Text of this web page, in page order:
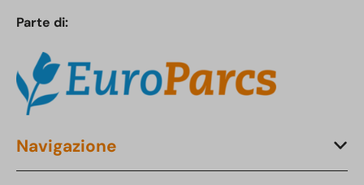
Parte di:
Navigazione